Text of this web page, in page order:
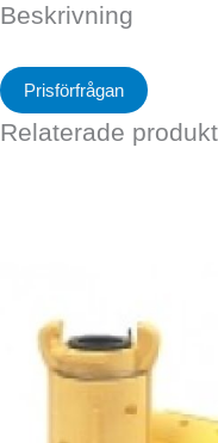
Beskrivning
Prisförfrågan
Relaterade